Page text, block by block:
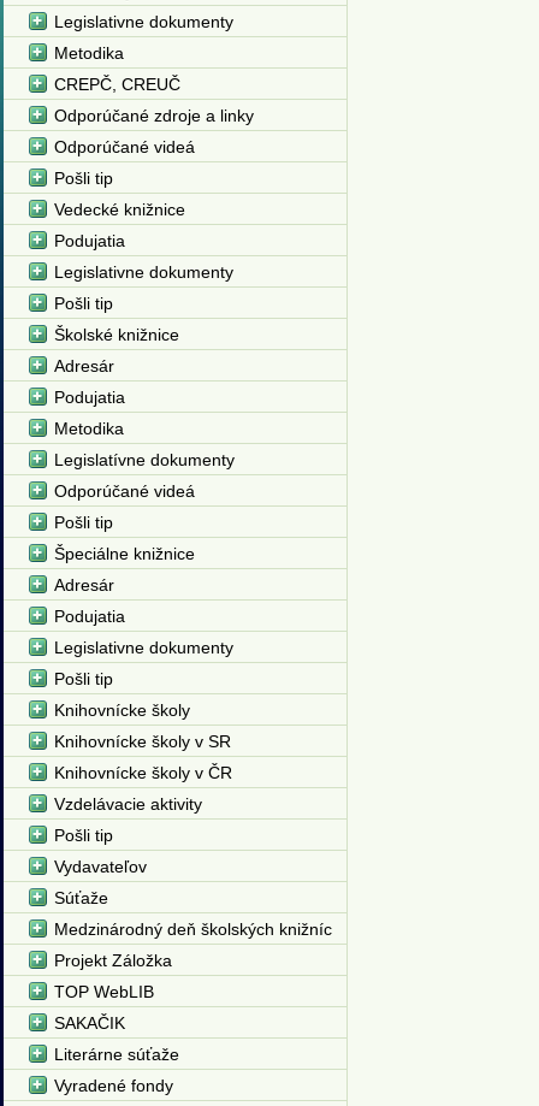
Legislativne dokumenty
Metodika
CREPČ, CREUČ
Odporúčané zdroje a linky
Odporúčané videá
Pošli tip
Vedecké knižnice
Podujatia
Legislativne dokumenty
Pošli tip
Školské knižnice
Adresár
Podujatia
Metodika
Legislatívne dokumenty
Odporúčané videá
Pošli tip
Špeciálne knižnice
Adresár
Podujatia
Legislativne dokumenty
Pošli tip
Knihovnícke školy
Knihovnícke školy v SR
Knihovnícke školy v ČR
Vzdelávacie aktivity
Pošli tip
Vydavateľov
Súťaže
Medzinárodný deň školských knižníc
Projekt Záložka
TOP WebLIB
SAKAČIK
Literárne súťaže
Vyradené fondy